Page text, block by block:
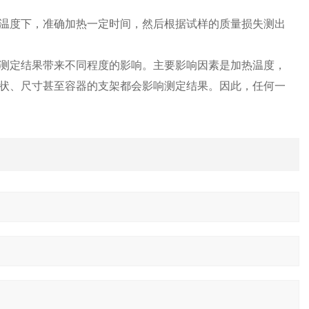
度下，准确加热一定时间，然后根据试样的质量损失测出
结果带来不同程度的影响。主要影响因素是加热温度，
、尺寸甚至容器的支架都会影响测定结果。因此，任何一